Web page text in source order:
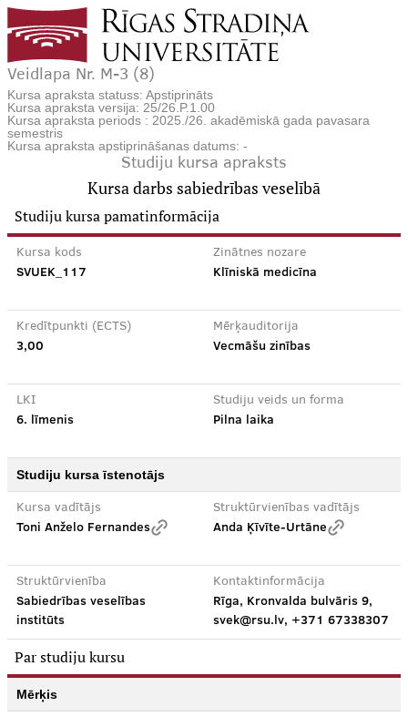
Veidlapa Nr. M-3 (8)
Kursa apraksta statuss: Apstiprināts
Kursa apraksta versija: 25/26.P.1.00
Kursa apraksta periods : 2025./26. akadēmiskā gada pavasara
semestris
Kursa apraksta apstiprināšanas datums: -
Studiju kursa apraksts
Kursa darbs sabiedrības veselībā
Studiju kursa pamatinformācija
Kursa kods
SVUEK_117
Zinātnes nozare
Klīniskā medicīna
Kredītpunkti (ECTS)
3,00
Mērķauditorija
Vecmāšu zinības
LKI
6. līmenis
Studiju veids un forma
Pilna laika
Studiju kursa īstenotājs
Kursa vadītājs
Toni Anželo Fernandes
Struktūrvienības vadītājs
Anda Ķīvīte-Urtāne
Struktūrvienība
Sabiedrības veselības
institūts
Kontaktinformācija
Rīga, Kronvalda bulvāris 9,
svek@rsu.lv, +371 67338307
Par studiju kursu
Mērķis